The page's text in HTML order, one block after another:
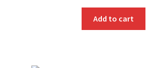
Add to cart